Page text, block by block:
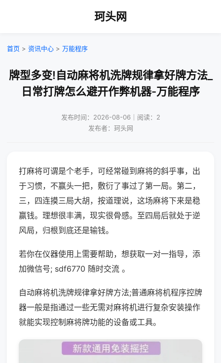
珂头网
首页 > 资讯中心 > 万能程序
牌型多变!自动麻将机洗牌规律拿好牌方法_
日常打牌怎么避开作弊机器-万能程序
发布时间：2026-08-06｜阅读：2
发布者：珂头网
打麻将可谓是个老手，可经常碰到麻将的斜乎事，出
于习惯，不赢头一把，敷衍了事过了第一局。第二，
三，四连摸三局大胡，按道理说，这场麻将下来是稳
赢钱。理想很丰满，现实很骨感。至四局后就处于逆
风局，归根到底还是输钱。
若你在仪器使用上需要帮助，想获取一对一指导，添
加微信号; sdf6770 随时交流 。
自动麻将机洗牌规律拿好牌方法;普通麻将机程序控牌
器一般是指通过一些无需对麻将机进行复杂安装操作
就能实现控制麻将牌功能的设备或工具。